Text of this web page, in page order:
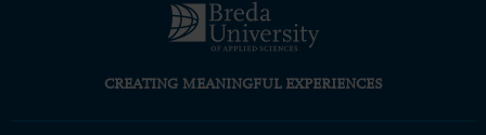
CREATING MEANINGFUL EXPERIENCES